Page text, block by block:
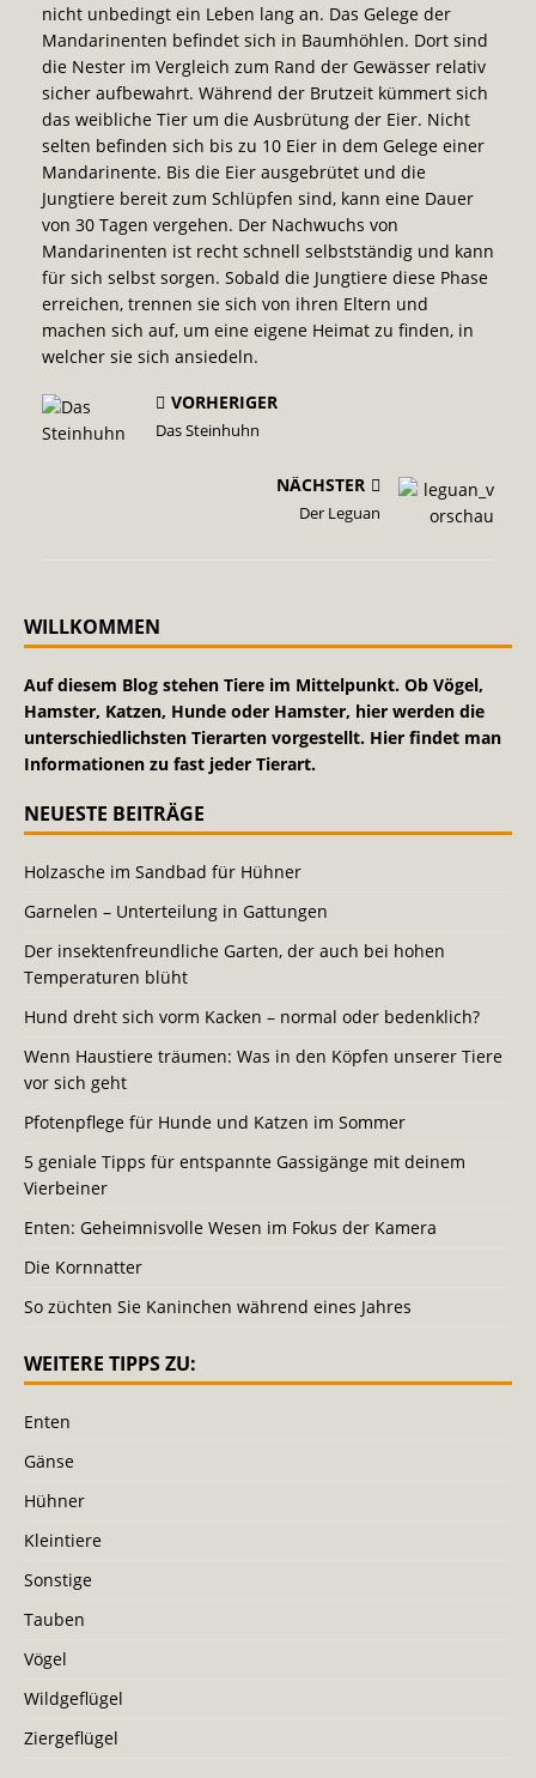
nicht unbedingt ein Leben lang an. Das Gelege der
Mandarinenten befindet sich in Baumhöhlen. Dort sind
die Nester im Vergleich zum Rand der Gewässer relativ
sicher aufbewahrt. Während der Brutzeit kümmert sich
das weibliche Tier um die Ausbrütung der Eier. Nicht
selten befinden sich bis zu 10 Eier in dem Gelege einer
Mandarinente. Bis die Eier ausgebrütet und die
Jungtiere bereit zum Schlüpfen sind, kann eine Dauer
von 30 Tagen vergehen. Der Nachwuchs von
Mandarinenten ist recht schnell selbstständig und kann
für sich selbst sorgen. Sobald die Jungtiere diese Phase
erreichen, trennen sie sich von ihren Eltern und
machen sich auf, um eine eigene Heimat zu finden, in
welcher sie sich ansiedeln.
VORHERIGER
Das Steinhuhn
NÄCHSTER
Der Leguan
WILLKOMMEN
Auf diesem Blog stehen Tiere im Mittelpunkt. Ob Vögel,
Hamster, Katzen, Hunde oder Hamster, hier werden die
unterschiedlichsten Tierarten vorgestellt. Hier findet man
Informationen zu fast jeder Tierart.
NEUESTE BEITRÄGE
Holzasche im Sandbad für Hühner
Garnelen – Unterteilung in Gattungen
Der insektenfreundliche Garten, der auch bei hohen
Temperaturen blüht
Hund dreht sich vorm Kacken – normal oder bedenklich?
Wenn Haustiere träumen: Was in den Köpfen unserer Tiere
vor sich geht
Pfotenpflege für Hunde und Katzen im Sommer
5 geniale Tipps für entspannte Gassigänge mit deinem
Vierbeiner
Enten: Geheimnisvolle Wesen im Fokus der Kamera
Die Kornnatter
So züchten Sie Kaninchen während eines Jahres
WEITERE TIPPS ZU:
Enten
Gänse
Hühner
Kleintiere
Sonstige
Tauben
Vögel
Wildgeflügel
Ziergeflügel